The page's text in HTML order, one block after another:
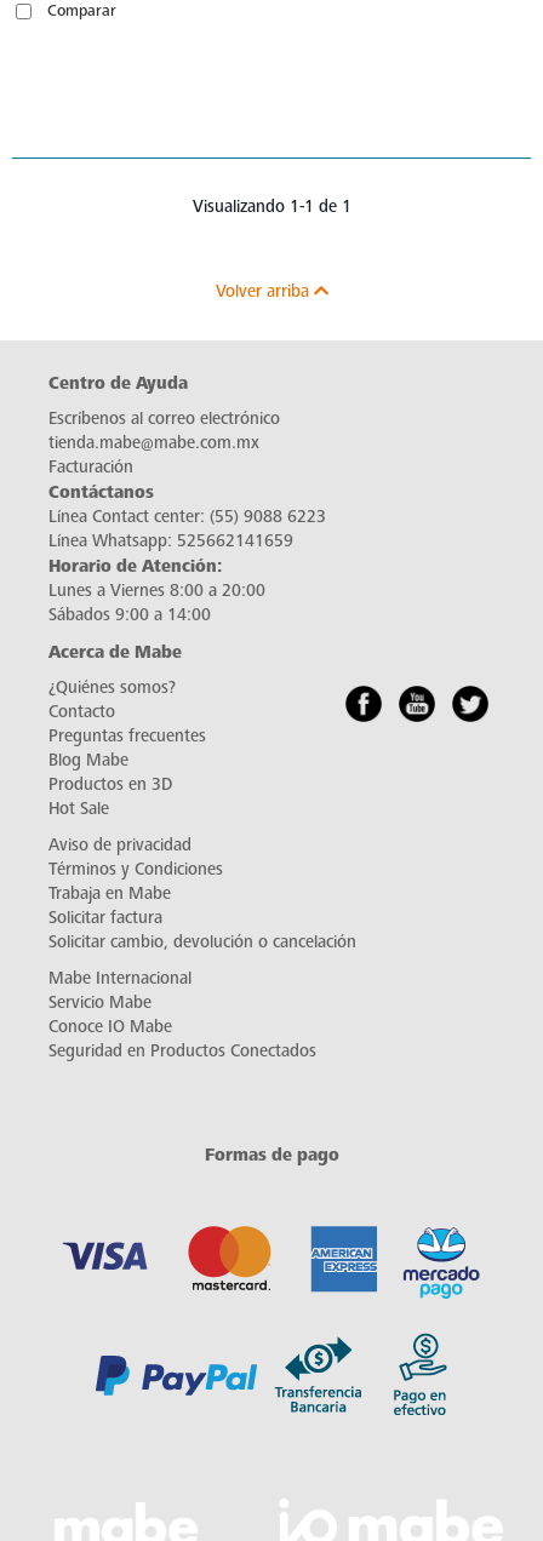
Comparar
Visualizando 1-1 de 1
Volver arriba
Centro de Ayuda
Escríbenos al correo electrónico
tienda.mabe@mabe.com.mx
Facturación
Contáctanos
Línea Contact center: (55) 9088 6223
Línea Whatsapp: 525662141659
Horario de Atención:
Lunes a Viernes 8:00 a 20:00
Sábados 9:00 a 14:00
Acerca de Mabe
¿Quiénes somos?
Contacto
Preguntas frecuentes
Blog Mabe
Productos en 3D
Hot Sale
Aviso de privacidad
Términos y Condiciones
Trabaja en Mabe
Solicitar factura
Solicitar cambio, devolución o cancelación
Mabe Internacional
Servicio Mabe
Conoce IO Mabe
Seguridad en Productos Conectados
Formas de pago